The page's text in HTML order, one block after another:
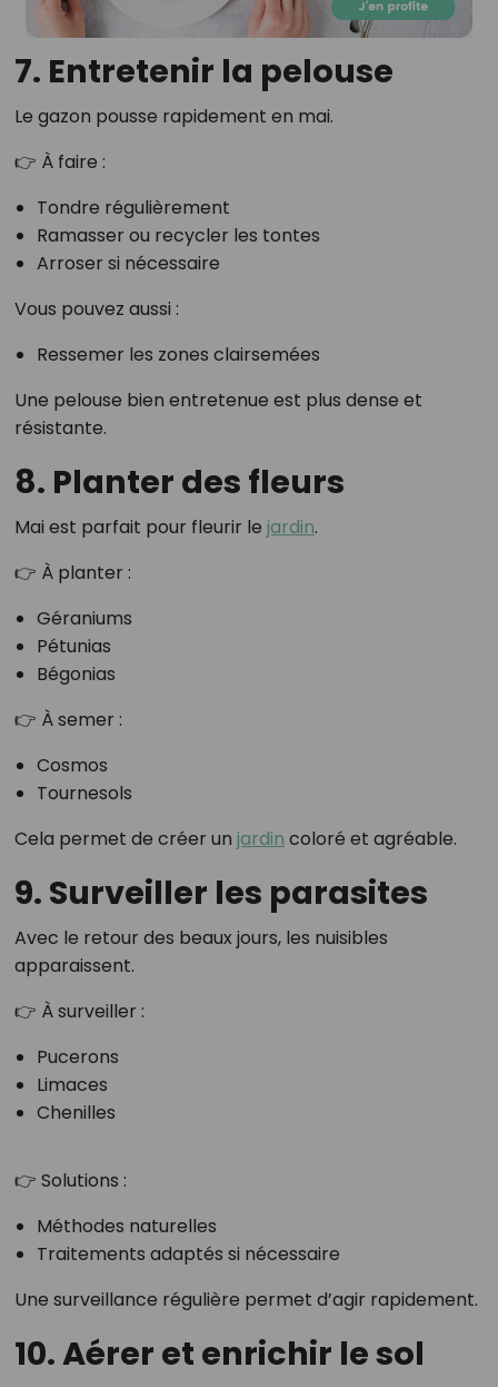
7. Entretenir la pelouse
Le gazon pousse rapidement en mai.
👉 À faire :
Tondre régulièrement
Ramasser ou recycler les tontes
Arroser si nécessaire
Vous pouvez aussi :
Ressemer les zones clairsemées
Une pelouse bien entretenue est plus dense et
résistante.
8. Planter des fleurs
Mai est parfait pour fleurir le jardin.
👉 À planter :
Géraniums
Pétunias
Bégonias
👉 À semer :
Cosmos
Tournesols
Cela permet de créer un jardin coloré et agréable.
9. Surveiller les parasites
Avec le retour des beaux jours, les nuisibles
apparaissent.
👉 À surveiller :
Pucerons
Limaces
Chenilles
👉 Solutions :
Méthodes naturelles
Traitements adaptés si nécessaire
Une surveillance régulière permet d’agir rapidement.
10. Aérer et enrichir le sol